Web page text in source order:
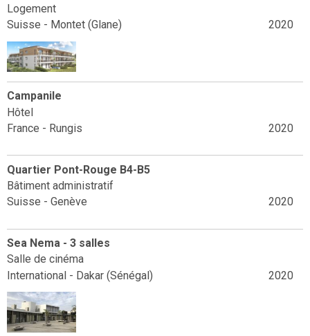
Logement
2020
Suisse - Montet (Glane)
Campanile
Hôtel
2020
France - Rungis
Quartier Pont-Rouge B4-B5
Bâtiment administratif
2020
Suisse - Genève
Sea Nema - 3 salles
Salle de cinéma
2020
International - Dakar (Sénégal)